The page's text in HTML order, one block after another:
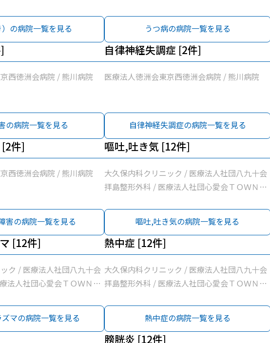
リニック / 医療法人徳洲会
/ 名取医院 / 公益社団法人昭
昭島内科クリニック / 医療
は診療所 / 桂川内科医院 /
の病院一覧を見る うつ病の病院一覧を見る
西徳洲会病院 / 熊川病院
の病院一覧を見る
自律神経失調症 [2件]
医療法人徳洲会東京西徳洲会病院 / 熊川病院
自律神経失調症の病院一覧を見る
件]
西徳洲会病院 / 熊川病院
害の病院一覧を見る
嘔吐,吐き気 [12件]
大久保内科クリニック / 医療法人社団八九十会
拝島整形外科 / 医療法人社団心愛会ＴＯＷＮ訪
東京石心会昭島腎クリニック / 医療法人徳洲会
東京西徳洲会病院 / 名取医院 / 公益社団法人昭
島市医師会診療所 / 昭島内科クリニック / 医療
法人社団玲世会いろは診療所 / 桂川内科医院 /
熊川病院
嘔吐,吐き気の病院一覧を見る
[12件]
ク / 医療法人社団八九十会
法人社団心愛会ＴＯＷＮ訪
リニック / 医療法人徳洲会
/ 名取医院 / 公益社団法人昭
昭島内科クリニック / 医療
マの病院一覧を見る
熱中症 [12件]
大久保内科クリニック / 医療法人社団八九十会
拝島整形外科 / 医療法人社団心愛会ＴＯＷＮ訪
東京石心会昭島腎クリニック / 医療法人徳洲会
東京西徳洲会病院 / 名取医院 / 公益社団法人昭
島市医師会診療所 / 昭島内科クリニック / 医療
熱中症の病院一覧を見る
膀胱炎 [12件]